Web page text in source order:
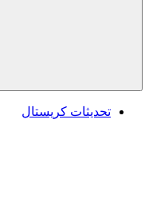
تحديثات كريستال